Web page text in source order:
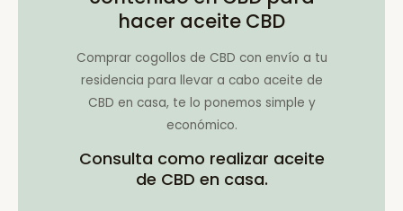
hacer aceite CBD
Comprar cogollos de CBD con envío a tu
residencia para llevar a cabo aceite de
CBD en casa, te lo ponemos simple y
económico.
Consulta como realizar aceite
de CBD en casa.